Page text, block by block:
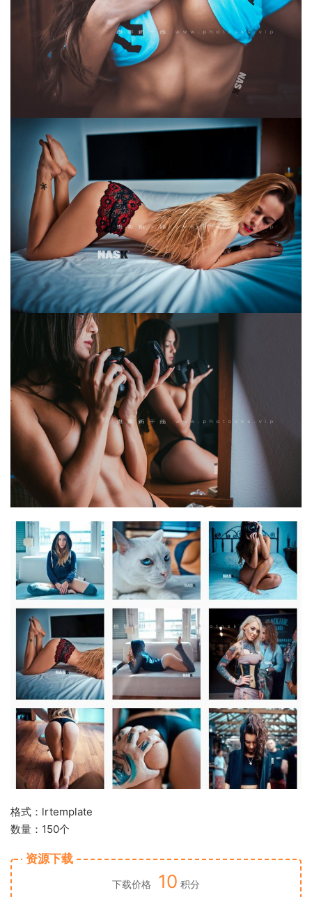
格式：lrtemplate
数量：150个
资源下载
下载价格 10 积分